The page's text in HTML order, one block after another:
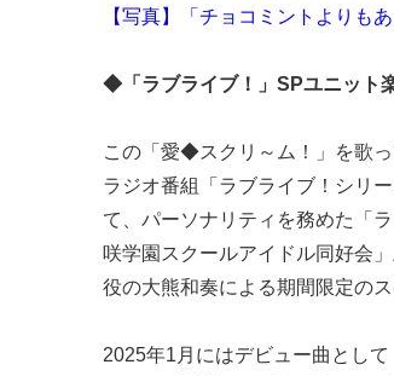
【写真】「チョコミントよりも
◆「ラブライブ！」SPユニット
この「愛◆スクリ～ム！」を歌
ラジオ番組「ラブライブ！シリ
て、パーソナリティを務めた「
咲学園スクールアイドル同好会
役の大熊和奏による期間限定の
2025年1月にはデビュー曲とし